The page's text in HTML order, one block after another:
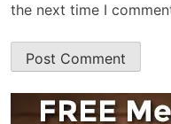
the next time I